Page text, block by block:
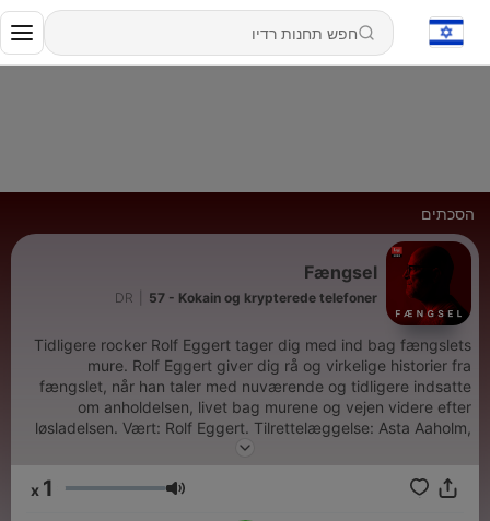
הסכתים
Fængsel
DR 57 - Kokain og krypterede telefoner
Tidligere rocker Rolf Eggert tager dig med ind bag fængslets
mure. Rolf Eggert giver dig rå og virkelige historier fra
fængslet, når han taler med nuværende og tidligere indsatte
om anholdelsen, livet bag murene og vejen videre efter
løsladelsen. Vært: Rolf Eggert. Tilrettelæggelse: Asta Aaholm,
Julie Lindhardt Høimark og Mikkel Brygger Mortensen.
Agency.
עוצמת שמע 1